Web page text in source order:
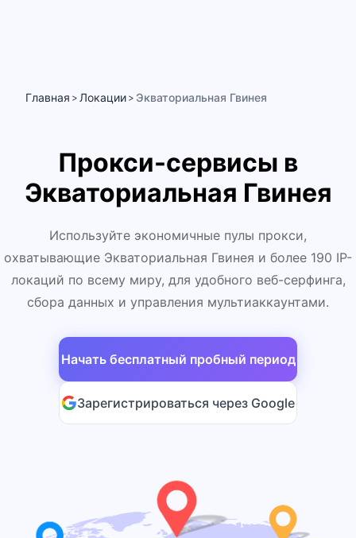
Главная > Локации > Экваториальная Гвинея
Прокси-сервисы в
Экваториальная Гвинея
Используйте экономичные пулы прокси,
охватывающие Экваториальная Гвинея и более 190 IP-
локаций по всему миру, для удобного веб-серфинга,
сбора данных и управления мультиаккаунтами.
Начать бесплатный пробный период
Зарегистрироваться через Google